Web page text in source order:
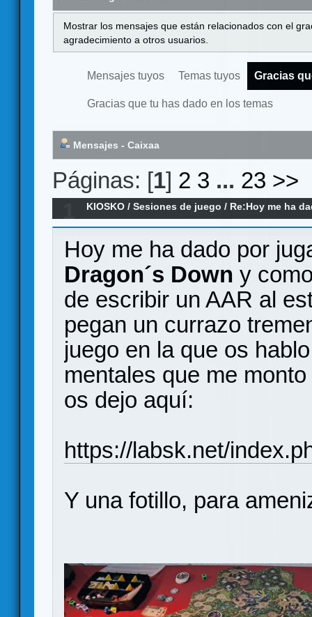
Mostrar los mensajes que están relacionados con el
agradecimiento a otros usuarios.
Mensajes tuyos Temas tuyos Gracias
Gracias que tu has dado en los temas
Mensajes - Caixaa
Páginas: [1] 2 3 ... 23 >>
KIOSKO /Sesiones de juego / Re:Hoy me ha
remake)
Hoy me ha dado por
Dragon´s Down y
de escribir un AAR al
pegan un currazo
juego en la que os
mentales que me
os dejo aquí:
https://labsk.net/
Y una fotillo, para